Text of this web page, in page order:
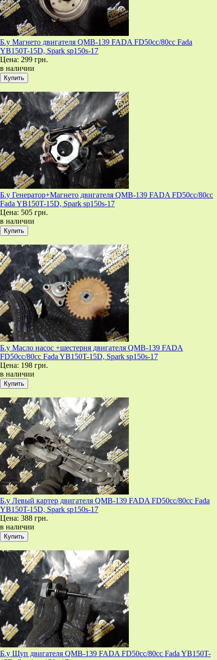
Б.у Магнето двигателя QMB-139 FADA FD50cc/80cc Fada
YB150T-15D, Spark sp150s-17
Цена: 299 грн.
в наличии
Б.у Генератор+Магнето двигателя QMB-139 FADA FD50cc/80cc
Fada YB150T-15D, Spark sp150s-17
Цена: 505 грн.
в наличии
Б.у Масло насос +шестерня двигателя QMB-139 FADA
FD50cc/80cc Fada YB150T-15D, Spark sp150s-17
Цена: 198 грн.
в наличии
Б.у Левый картер двигателя QMB-139 FADA FD50cc/80cc Fada
YB150T-15D, Spark sp150s-17
Цена: 388 грн.
в наличии
Б.у Щуп двигателя QMB-139 FADA FD50cc/80cc Fada YB150T-